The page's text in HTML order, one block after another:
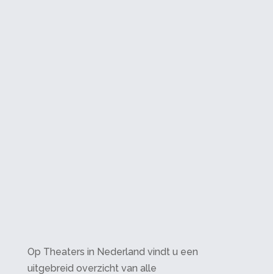
Op Theaters in Nederland vindt u een
uitgebreid overzicht van alle